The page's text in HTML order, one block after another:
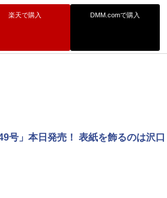
楽天で購入 DMM.comで購入
号」本日発売！ 表紙を飾るのは沢口